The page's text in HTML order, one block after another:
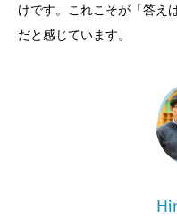
けです。これこそが「答え
だと感じています。